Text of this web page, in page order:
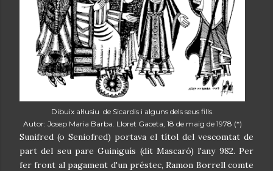
Dibuix al·lusiu de Sicardis i alguns dels seus fills.
Autor: Josep Maria Barba. Lloret Gaceta, 18 de maig de 1978 (*)
Sunifred (o Seniofred) portava el títol del vescomtat de
part del seu pare Guiniguís (dit Mascaró) l'any 982. Per
fer front al pagament d'un préstec, Ramon Borrell comte